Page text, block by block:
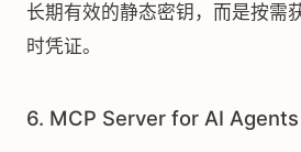
长期有效的静态密钥，而是按需
时凭证。
6. MCP Server for AI Agents